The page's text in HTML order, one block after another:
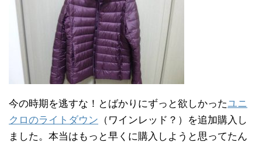
今の時期を逃すな！とばかりにずっと欲しかったユニ
クロのライトダウン （ワインレッド？）を追加購入し
ました。本当はもっと早くに購入しようと思ってたん